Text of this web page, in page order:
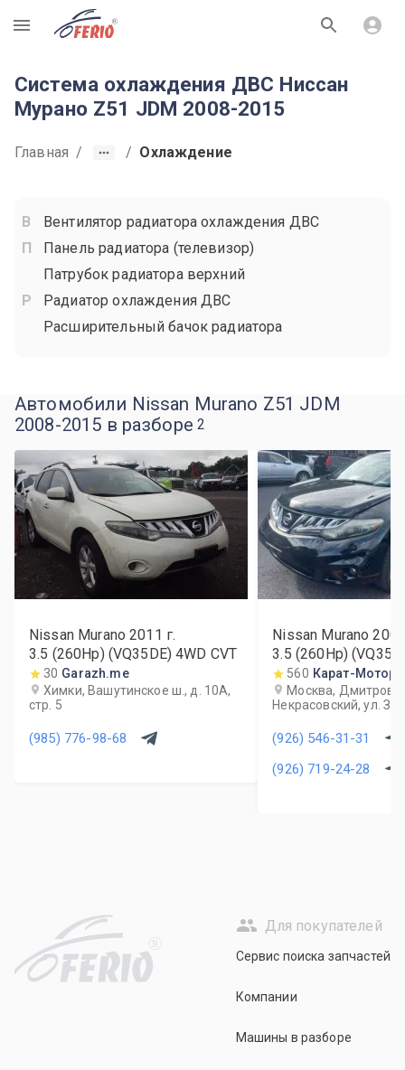
R
Система охлаждения ДВС Ниссан
Мурано Z51 JDM 2008-2015
Главная / / Охлаждение
Вентилятор радиатора охлаждения ДВС
Панель радиатора (телевизор)
Патрубок радиатора верхний
Радиатор охлаждения ДВС
Расширительный бачок радиатора
Автомобили Nissan Murano Z51 JDM
2008-2015 в разборе 2
Nissan Murano 2011 г.
3.5 (260Hp) (VQ35DE) 4WD CVT
30 Garazh.me
Химки, Вашутинское ш., д. 10А,
стр. 5
(985) 776-98-68
Nissan Murano
3.5 (260Hp)
560 Карат-Моторс
Москва,
Некрасовский, ул.
(926) 546-31-31
(926) 719-24-28
R
Для покупателей
Сервис поиска запчастей
Компании
Машины в разборе